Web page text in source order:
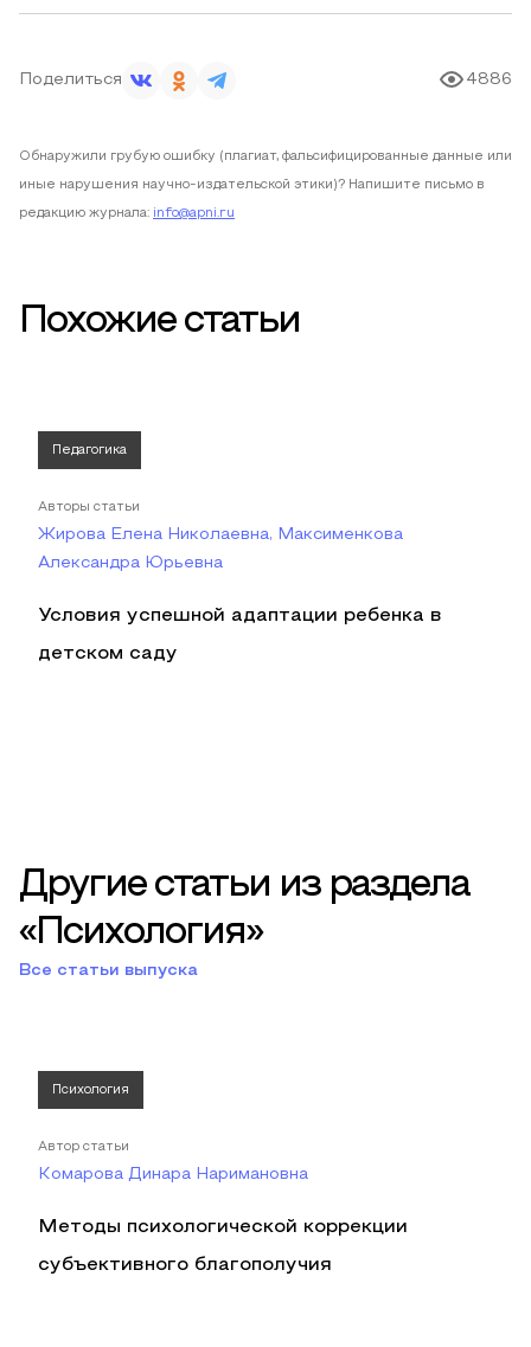
Поделиться 4886
Обнаружили грубую ошибку (плагиат, фальсифицированные данные или
иные нарушения научно-издательской этики)? Напишите письмо в
редакцию журнала: info@apni.ru
Похожие статьи
Педагогика
Авторы статьи
Жирова Елена Николаевна, Максименкова
Александра Юрьевна
Условия успешной адаптации ребенка в
детском саду
Другие статьи из раздела
«Психология»
Все статьи выпуска
Психология
Автор статьи
Комарова Динара Наримановна
Методы психологической коррекции
субъективного благополучия